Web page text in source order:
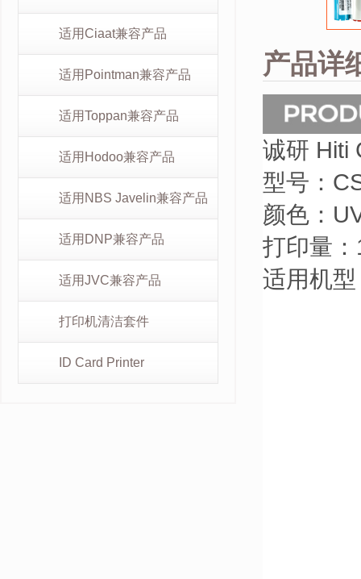
适用Ciaat兼容产品
适用Pointman兼容产品
适用Toppan兼容产品
适用Hodoo兼容产品
适用NBS Javelin兼容产品
适用DNP兼容产品
适用JVC兼容产品
打印机清洁套件
ID Card Printer
产品详
诚研 Hiti
型号：
颜色：
打印量
适用机